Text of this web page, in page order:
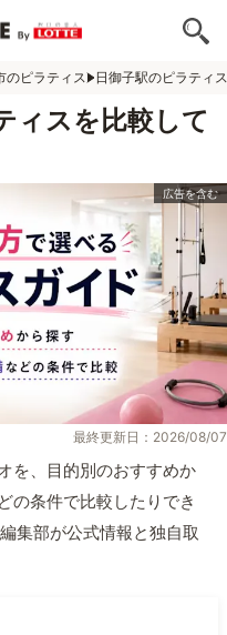
のピラティス 日御子駅のピラティス
ィスを比較して
最終更新日：2026/08/07
を、目的別のおすすめか
の条件で比較したりでき
集部が公式情報と独自取